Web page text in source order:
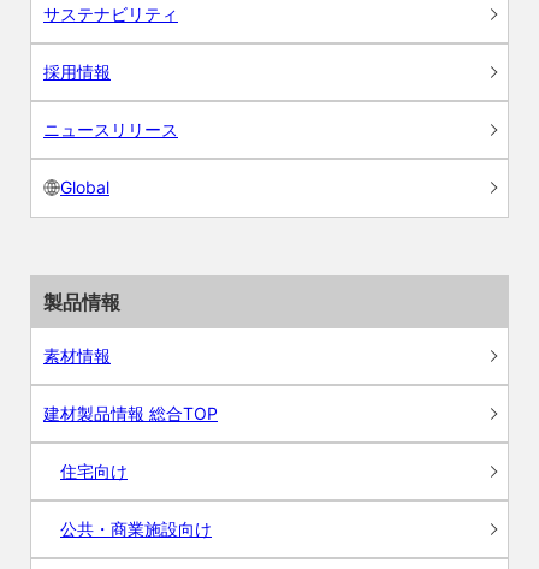
サステナビリティ
採用情報
ニュースリリース
Global
製品情報
素材情報
建材製品情報 総合TOP
住宅向け
公共・商業施設向け